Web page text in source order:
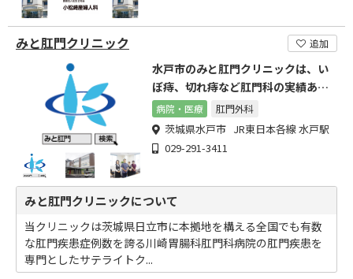
みと肛門クリニック 追加
水戸市のみと肛門クリニックは、い
ぼ痔、切れ痔など肛門科の実績ある
専門医が常駐
病院・医療 肛門外科
茨城県水戸市 JR東日本各線 水戸駅
029-291-3411
みと肛門クリニックについて
当クリニックは茨城県日立市に本拠地を構える全国でも有数
な肛門疾患症例数を誇る川崎胃腸科肛門科病院の肛門疾患を
専門としたサテライトク...